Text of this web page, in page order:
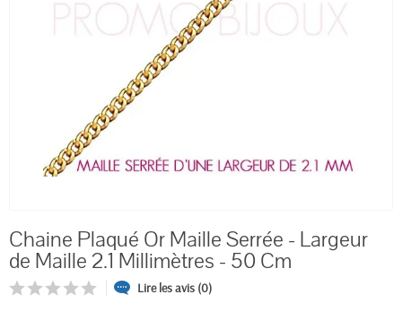
Chaine Plaqué Or Maille Serrée - Largeur
de Maille 2.1 Millimètres - 50 Cm
Lire les avis (0)